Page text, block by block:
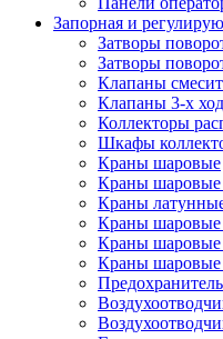
Запорная и
Затворы
Затворы
Клапаны
Клапаны 3-х
Коллекторы
Шкафы
Краны шаровые
Краны шаровые
Краны
Краны шаровые
Краны шаровые
Краны шаровые